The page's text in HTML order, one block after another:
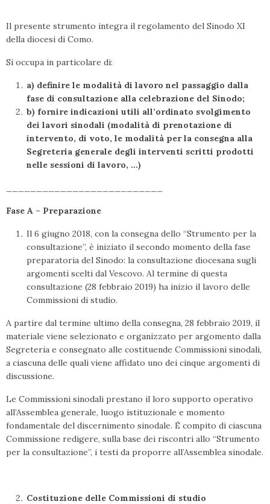
Il presente strumento integra il regolamento del Sinodo XI
della diocesi di Como.
Si occupa in particolare di:
a) definire le modalità di lavoro nel passaggio dalla
fase di consultazione alla celebrazione del Sinodo;
b) fornire indicazioni utili all’ordinato svolgimento
dei lavori sinodali (modalità di prenotazione di
intervento, di voto, le modalità per la consegna alla
Segreteria generale degli interventi scritti prodotti
nelle sessioni di lavoro, …)
Fase A – Preparazione
Il 6 giugno 2018, con la consegna dello “Strumento per la
consultazione”, è iniziato il secondo momento della fase
preparatoria del Sinodo: la consultazione diocesana sugli
argomenti scelti dal Vescovo. Al termine di questa
consultazione (28 febbraio 2019) ha inizio il lavoro delle
Commissioni di studio.
A partire dal termine ultimo della consegna, 28 febbraio 2019, il
materiale viene selezionato e organizzato per argomento dalla
Segreteria e consegnato alle costituende Commissioni sinodali,
a ciascuna delle quali viene affidato uno dei cinque argomenti di
discussione.
Le Commissioni sinodali prestano il loro supporto operativo
all’Assemblea generale, luogo istituzionale e momento
fondamentale del discernimento sinodale. É compito di ciascuna
Commissione redigere, sulla base dei riscontri allo “Strumento
per la consultazione”, i testi da proporre all’Assemblea sinodale.
Costituzione delle Commissioni di studio